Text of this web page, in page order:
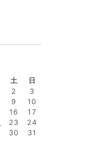
土
日
2
3
9
10
16
17
23
24
30
31